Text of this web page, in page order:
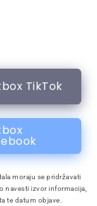
TikTok
moraju se pridržavati
navesti izvor informacija,
te datum objave.